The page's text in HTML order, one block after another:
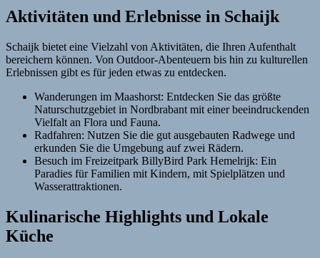
Aktivitäten und Erlebnisse in Schaijk
Schaijk bietet eine Vielzahl von Aktivitäten, die Ihren Aufenthalt
bereichern können. Von Outdoor-Abenteuern bis hin zu kulturellen
Erlebnissen gibt es für jeden etwas zu entdecken.
Wanderungen im Maashorst: Entdecken Sie das größte
Naturschutzgebiet in Nordbrabant mit einer beeindruckenden
Vielfalt an Flora und Fauna.
Radfahren: Nutzen Sie die gut ausgebauten Radwege und
erkunden Sie die Umgebung auf zwei Rädern.
Besuch im Freizeitpark BillyBird Park Hemelrijk: Ein
Paradies für Familien mit Kindern, mit Spielplätzen und
Wasserattraktionen.
Kulinarische Highlights und Lokale
Küche